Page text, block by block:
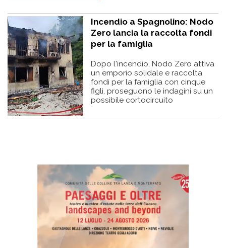
Incendio a Spagnolino: Nodo
Zero lancia la raccolta fondi
per la famiglia
Dopo l'incendio, Nodo Zero attiva
un emporio solidale e raccolta
fondi per la famiglia con cinque
figli, proseguono le indagini su un
possibile cortocircuito